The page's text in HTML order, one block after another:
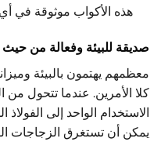
هذه الأكواب موثوقة في
صديقة للبيئة وفعالة من حيث
معظمهم يهتمون بالبيئة
كلا الأمرين. عندما تتحول من
الاستخدام الواحد إلى الفولاذ
يمكن أن تستغرق الزجاجات